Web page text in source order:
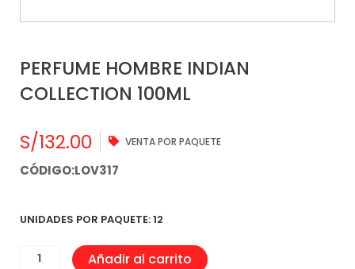
PERFUME HOMBRE INDIAN
COLLECTION 100ML
S/132.00 VENTA POR PAQUETE
CÓDIGO:LOV317
UNIDADES POR PAQUETE: 12
PERFUME Añadir al carrito